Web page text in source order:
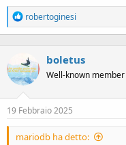
R
e
a
t
i
o
n
:
robertoginesi
boletus
Well-known member
19 Febbraio 2025
mariodb ha detto: